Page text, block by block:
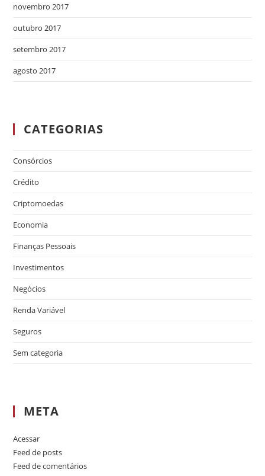
novembro 2017
outubro 2017
setembro 2017
agosto 2017
CATEGORIAS
Consórcios
Crédito
Criptomoedas
Economia
Finanças Pessoais
Investimentos
Negócios
Renda Variável
Seguros
Sem categoria
META
Acessar
Feed de posts
Feed de comentários